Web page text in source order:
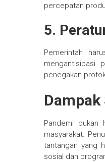
percepatan
5.
Pemerintah
mengantisipasi
penegakan
Pandemi
masyarakat.
tantangan yang
sosial dan